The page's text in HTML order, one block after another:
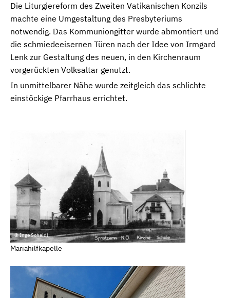
Die Liturgiereform des Zweiten Vatikanischen Konzils
machte eine Umgestaltung des Presbyteriums
notwendig. Das Kommuniongitter wurde abmontiert und
die schmiedeeisernen Türen nach der Idee von Irmgard
Lenk zur Gestaltung des neuen, in den Kirchenraum
vorgerückten Volksaltar genutzt.
In unmittelbarer Nähe wurde zeitgleich das schlichte
einstöckige Pfarrhaus errichtet.
© Inge Scheidl
Mariahilfkapelle